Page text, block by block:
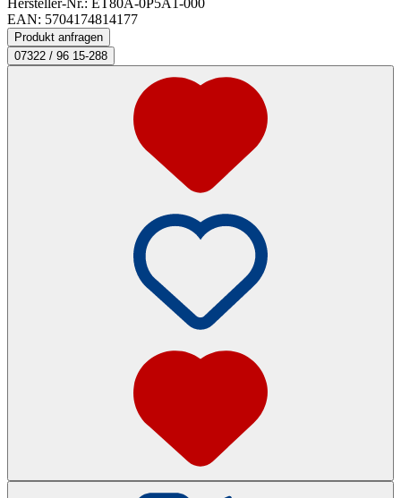
EAN: 5704174814177
Produkt anfragen
07322 / 96 15-288